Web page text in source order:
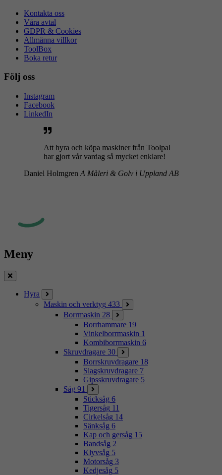
Kontakta oss
Våra avtal
GDPR & Cookies
Allmänna villkor
ToolBox
Boka retur
Följ oss
Instagram
Facebook
LinkedIn
Att hyra och köpa maskiner från Toolpal
har gjort vår vardag så mycket enklare!
Daniel Holmgren A Måleri & Golv i Uppland AB
Meny
Stäng
Hyra
Maskin och verktyg 433
Borrmaskin 28
Borrhammare 19
Vinkelborrmaskin 1
Kombiborrmaskin 6
Skruvdragare 30
Borrskruvdragare 18
Slagskruvdragare 7
Gipsskruvdragare 5
Såg 91
Sticksåg 6
Tigersåg 11
Cirkelsåg 14
Sänksåg 6
Kap och gersåg 15
Bandsåg 2
Klyvsåg 5
Motorsåg 3
Kedjesåg 5